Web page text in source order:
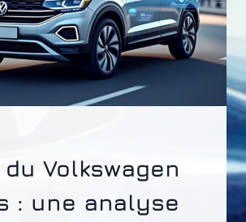
Volkswagen
: une analyse